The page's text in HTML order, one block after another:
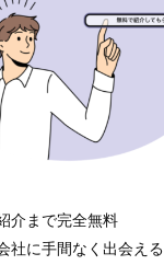
介まで完全無料
社に手間なく出会える